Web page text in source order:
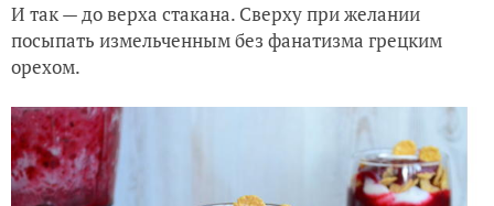
И так — до верха стакана. Сверху при желании
посыпать измельченным без фанатизма грецким
орехом.